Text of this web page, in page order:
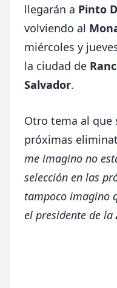
llegarán a Pinto
volviendo al
miércoles y
la ciudad de
Salvador.
Otro tema al que
próximas
me imagino no
selección en las
tampoco imagino
el presidente de la